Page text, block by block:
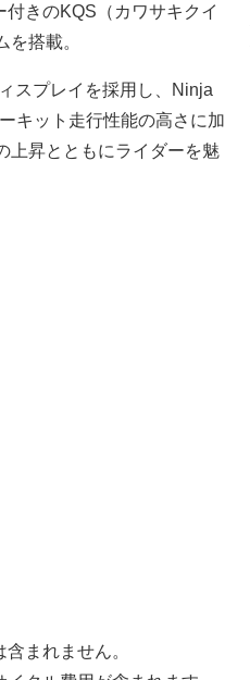
きのKQS（カワサキクイ
搭載。
スプレイを採用し、Ninja
キット走行性能の高さに加
上昇とともにライダーを魅
まれません。